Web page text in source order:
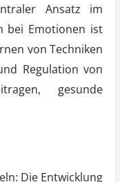
Ansatz im
bei Emotionen ist
von Techniken
Regulation von
gesunde
Die Entwicklung